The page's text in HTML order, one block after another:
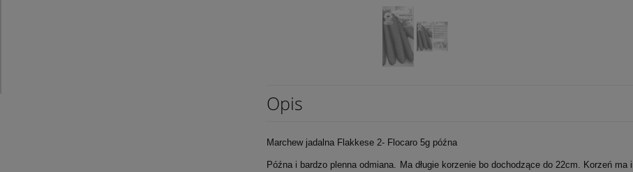
Opis
Marchew jadalna Flakkese 2- Flocaro 5g późna
Późna i bardzo plenna odmiana. Ma długie korzenie bo dochodzące do 22cm. Korzeń